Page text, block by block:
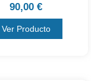
90,00 €
Ver Producto